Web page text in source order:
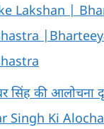
Lakshan |
सिंह की आलोचना
Singh Ki